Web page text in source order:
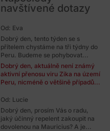
navštívené dotazy
Od: Eva
Dobrý den, tento týden se s
přítelem chystáme na tři týdny do
Peru. Budeme se pohybovat...
Dobrý den, aktuálně není známý
aktivní přenosu viru Zika na území
Peru, nicméně o většině případů...
Od: Lucie
Dobrý den, prosím Vás o radu,
jaký účinný repelent zakoupit na
dovolenou na Mauricius? A je...